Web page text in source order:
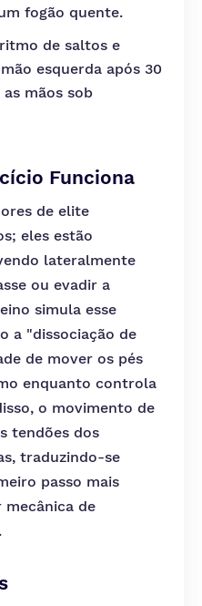
fogão quente.
de saltos e
esquerda após 30
mãos sob
Funciona
de elite
eles estão
lateralmente
ou evadir a
simula esse
a "dissociação de
de mover os pés
enquanto controla
o movimento de
tendões dos
traduzindo-se
passo mais
de